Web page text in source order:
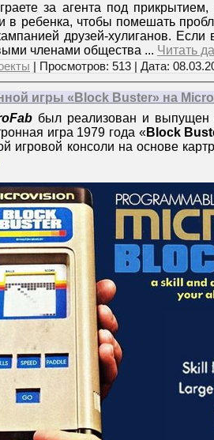
за агента под
в ребенка, чтобы помешать
друзей-хулиганов.
членами общества ... Читать
| Просмотров: 513 | Дата:
игры «Block Buster» на
был реализован и выпущен
игра 1979 года «Block
игровой консоли на основе